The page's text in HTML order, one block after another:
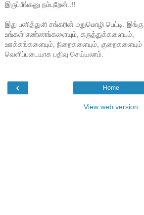
இருப்பீங்கனு நம்புறேன்..!!
இது பனித்துளி சங்கரின் மறுமொழி பெட்டி. இங்கு
உங்கள் எண்ணங்களையும், கருத்துக்களையும்,
ஊக்கங்களையும், நிறைகளையும், குறைகளையும்
வெளிப்படையாக பதிவு செய்யலாம்.
‹ Home
View web version